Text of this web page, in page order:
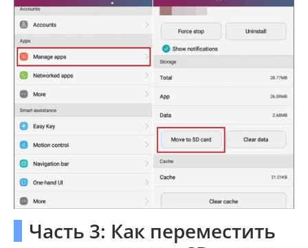
Часть 3: Как переместить